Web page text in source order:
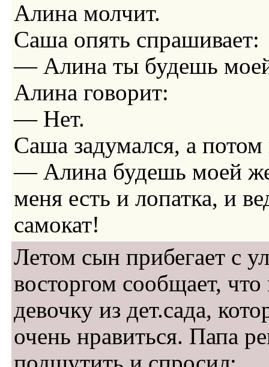
Алина молчит.
Саша опять спрашивает:
— Алина ты будешь
Алина говорит:
— Нет.
Саша задумался, а потом
— Алина будешь моей
меня есть и лопатка, и
самокат!
Летом сын прибегает с
восторгом сообщает, что
девочку из дет.сада,
очень нравиться. Папа